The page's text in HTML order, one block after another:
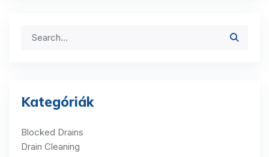
Kategóriák
Blocked Drains
Drain Cleaning